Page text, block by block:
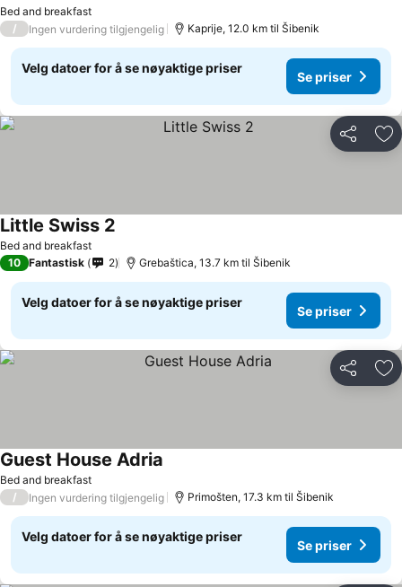
Bed and breakfast
/ Ingen vurdering tilgjengelig Kaprije, 12.0 km til Šibenik
Velg datoer for å se nøyaktige priser
Se priser
Del
Bed and breakfast
Little Swiss 2
10 Fantastisk 2 Grebaštica, 13.7 km til Šibenik
Velg datoer for å se nøyaktige priser
Se priser
Del
Bed and breakfast
Guest House Adria
/ Ingen vurdering tilgjengelig Primošten, 17.3 km til Šibenik
Velg datoer for å se nøyaktige priser
Se priser